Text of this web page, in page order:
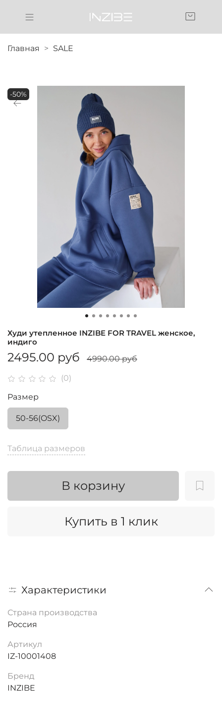
Главная SALE
-50%
(0)
Худи утепленное INZIBE FOR TRAVEL женское,
индиго
2495.00 руб 4990.00 руб
Таблица размеров
В корзину
Купить в 1 клик
Размер
50-56(OSX)
Характеристики
Страна производства
Россия
Артикул
IZ-10001408
Бренд
INZIBE